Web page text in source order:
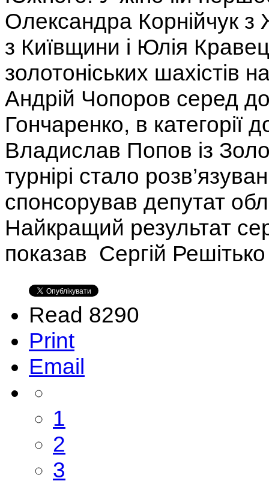
Олександра Корнійчук
з Київщини і Юлія
золотоніських шахістів
Андрій Чопоров серед
Гончаренко, в категорії
Владислав Попов із
турнірі стало
спонсорував депутат
Найкращий результат
показав Сергій
Read 8290
Print
Email
1
2
3